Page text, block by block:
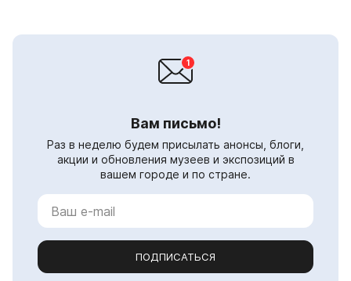
Вам письмо!
Раз в неделю будем присылать анонсы, блоги,
акции и обновления музеев и экспозиций в
вашем городе и по стране.
ПОДПИСАТЬСЯ